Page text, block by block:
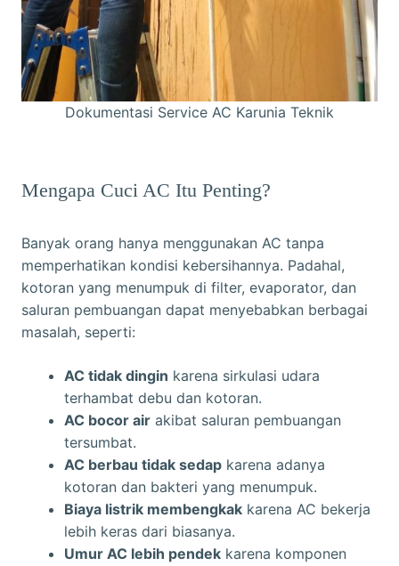
Dokumentasi Service AC Karunia Teknik
Mengapa Cuci AC Itu Penting?
Banyak orang hanya menggunakan AC tanpa
memperhatikan kondisi kebersihannya. Padahal,
kotoran yang menumpuk di filter, evaporator, dan
saluran pembuangan dapat menyebabkan berbagai
masalah, seperti:
AC tidak dingin karena sirkulasi udara
terhambat debu dan kotoran.
AC bocor air akibat saluran pembuangan
tersumbat.
AC berbau tidak sedap karena adanya
kotoran dan bakteri yang menumpuk.
Biaya listrik membengkak karena AC bekerja
lebih keras dari biasanya.
Umur AC lebih pendek karena komponen